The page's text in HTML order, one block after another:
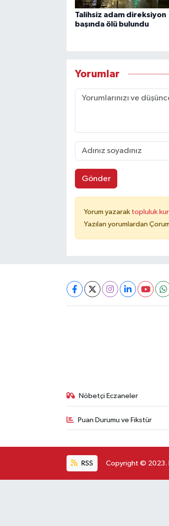
Talihsiz adam direksiyon
başında ölü bulundu
Yorumlar
Gönder
Yorum yazarak topluluk
Yazılan yorumlardan
Nöbetçi Eczaneler
Puan Durumu ve Fikstür
RSS Copyright © 2023.